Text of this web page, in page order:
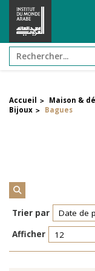
Filtrer par
Réinitialiser les
Accueil > Maison &
Bijoux > Bagues
Trier par
Afficher